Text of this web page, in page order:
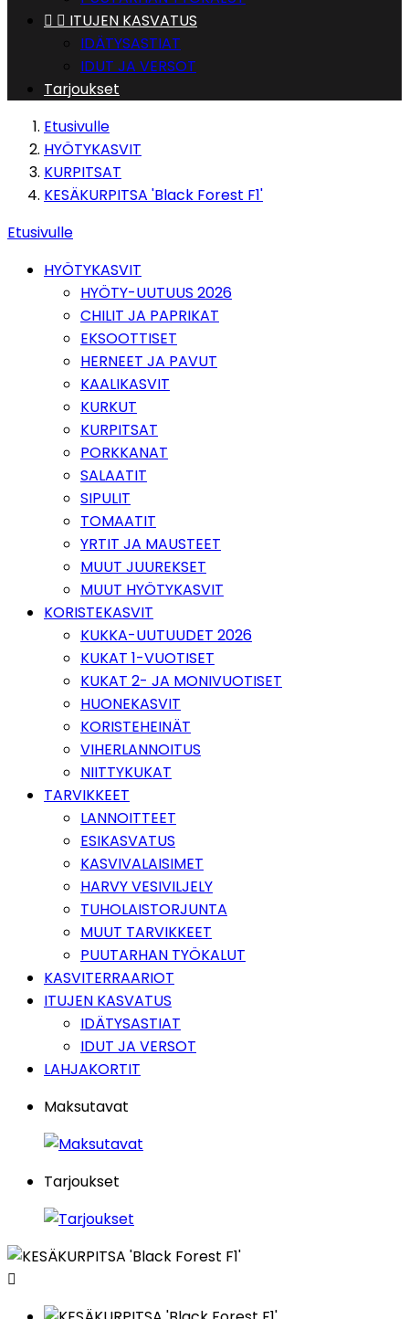
  ITUJEN KASVATUS
IDÄTYSASTIAT
IDUT JA VERSOT
Tarjoukset
Etusivulle
HYÖTYKASVIT
KURPITSAT
KESÄKURPITSA 'Black Forest F1'
Etusivulle
HYÖTYKASVIT
HYÖTY-UUTUUS 2026
CHILIT JA PAPRIKAT
EKSOOTTISET
HERNEET JA PAVUT
KAALIKASVIT
KURKUT
KURPITSAT
PORKKANAT
SALAATIT
SIPULIT
TOMAATIT
YRTIT JA MAUSTEET
MUUT JUUREKSET
MUUT HYÖTYKASVIT
KORISTEKASVIT
KUKKA-UUTUUDET 2026
KUKAT 1-VUOTISET
KUKAT 2- JA MONIVUOTISET
HUONEKASVIT
KORISTEHEINÄT
VIHERLANNOITUS
NIITTYKUKAT
TARVIKKEET
LANNOITTEET
ESIKASVATUS
KASVIVALAISIMET
HARVY VESIVILJELY
TUHOLAISTORJUNTA
MUUT TARVIKKEET
PUUTARHAN TYÖKALUT
KASVITERRAARIOT
ITUJEN KASVATUS
IDÄTYSASTIAT
IDUT JA VERSOT
LAHJAKORTIT
Maksutavat
Tarjoukset
